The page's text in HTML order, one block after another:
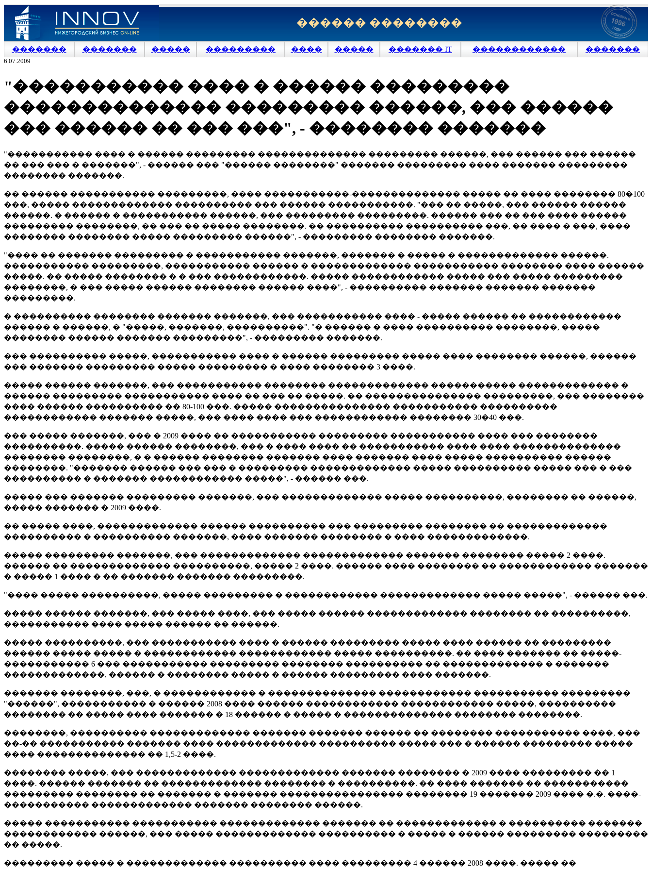
������ ��������
������� ������� ����� ��������� ���� ����� ������� IT ������������ �������
6.07.2009
"����������� ���� � ������ ���������
�������������� ��������� ������, ��� ������
��� ������ �� ��� ���", - �������� �������
"����������� ���� � ������ ��������� �������������� ��������� ������, ��� ������ ��� ������
�� ��� ��� � �������", - ������ ��� "������ ��������" ������� ��������� ���� ������� ���������
�������� �������.
�� ������ ����������� ���������, ���� �����������-�������������� ����� �� ���� �������� 80�100
���, ����� ������������� ���������� ��� ������ �����������. "��� �� �����, ��� ������ ������
������. � ������ � ����������� ������, ��� ��������� ���������. ������ ��� �� ��� ���� ������
��������� ��������, �� ��� �� ����� ��������. �� ���������� ���������� ���, �� ���� � ���, ����
�������� �������� ����� ��������� ������", - ��������� �������� �������.
"���� �� ������� ��������� � ����������� �������, ������� � ����� � ������������� ������.
����������� ���������, ����������� ������ � ������������� ����������� �������� ���� ������
�����. �� ����� �������� � � ��� ������������. ����� ������������ ����� ��� ����� ���������
��������, � ��� ����� ������ �������� ������ ����", - ���������� ������� ������� �������
���������.
� ���������� �������� ������� �������, ��� ����������� ���� - ����� ������ �� ������������
������ � ������, � "�����, �������, ����������". "� ������ � ���� ���������� ��������, �����
�������� ������ ������� ���������", - ��������� �������.
��� ���������� �����, ����������� ���� � ������ ��������� ����� ���� �������� ������, ������
��� ������� ��������� ����� ��������� � ���� �������� 3 ����.
����� ������ �������, ��� ����������� �������� ������������� ����������� ������������� �
������ ��������� ����������� ���� �� ��� �� �����. �� ��������������� ���������, ��� ��������
���� ������ ���������� �� 80-100 ���. ����� ��������������� ����������� ����������
������������ ������� �����, ��� ���� ���� ��� ������������ �������� 30�40 ���.
��� ����� �������, ��� � 2009 ���� �� ����������� ��������� ����������� ���� ��� ��������
����������. ����� ������ ��������, ��� � ���� ���� �� ����������� ���� ���� ��������������
�������� ��������, � � ������ �������� ������� ���� ������� ���� ����� ���������� ������
��������. "������� ������ ��� ��� � ��������� ������������� ����� ���������� ����� ��� � ���
���������� � ������� ������������ �����", - ������ ���.
����� ��� ������� ��������� �������, ��� ������������� ����� ����������, �������� �� ������,
����� ������� � 2009 ����.
�� ����� ����, ������������� ������ ���������� ��� ��������� �������� �� �������������
���������� � ���������� �������, ���� ������� �������� � ���� �������������.
����� ��������� �������, ��� ������������� ������������� ������� �������� ����� 2 ����.
������ �� ������������� ����������, ����� 2 ����. ������ ���� �������� �� ������������ �������
� ����� 1 ���� � �� ������� ������� ���������.
"���� ����� ����������, ����� ��������� � ������������ ������������� ����� �����", - ������ ���.
����� ������ �������, ��� ����� ����, ��� ����� ������ ������������� �������� �� ����������,
����������� ���� ����� ������ �� ������.
����� ����������, ��� ����������� ���� � ������ ��������� ����� ���� ������ �� ���������
������ ����� ����� � ������������ ������������ ����� ����������. �� ���� ������� �� �����-
����������� 6 ��� ����������� ��������� �������� ���������� �� ������������� � �������
�������������, ������ � �������� ����� � ������ ��������� ���� �������.
������� ��������, ���, � ������������ � �������������� ������������ ����������� ���������
"������", ����������� � ������ 2008 ���� ������ ������������ ������������ �����, ����������
�������� �� ����� ���� ������� � 18 ������ � ����� � �������������� �������� ��������.
��������, ���������� ������������� ������� ������� ������ �� �������� ����������� ����, ���
��-�� ����������� ������� ���� ������������� ���������� ����� ��� � ������ ��������� �����
���� �������������� �� 1,5-2 ����.
�������� �����, ��� ������������� ������������� ������� �������� � 2009 ���� ��������� �� 1
����. ������ ������� �� ������������� �������� � ����������. �� ���� ������� �� �����������
��������� �������� �� ������� � ������� ���������������� �������� 19 ������� 2009 ���� �.�. ����-
����������� ������������� ������� �������� ������.
����� ����������� ����������� ������������� ������� �� ������������� � ���������� �������
������������ ������, ��� ����� ������������� ���������� � ����� � ������ ��������� ���������
�� �����.
��������� ����� � ������������� ���������� ���� ��������� 4 ������ 2008 ����. ����� ��